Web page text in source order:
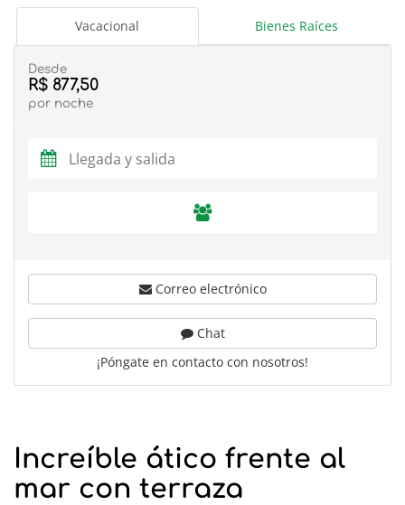
Increíble ático frente al
mar con terraza
Vacacional Bienes Raíces
Desde
R$ 877,50
por noche
Correo electrónico
Chat
¡Póngate en contacto con nosotros!